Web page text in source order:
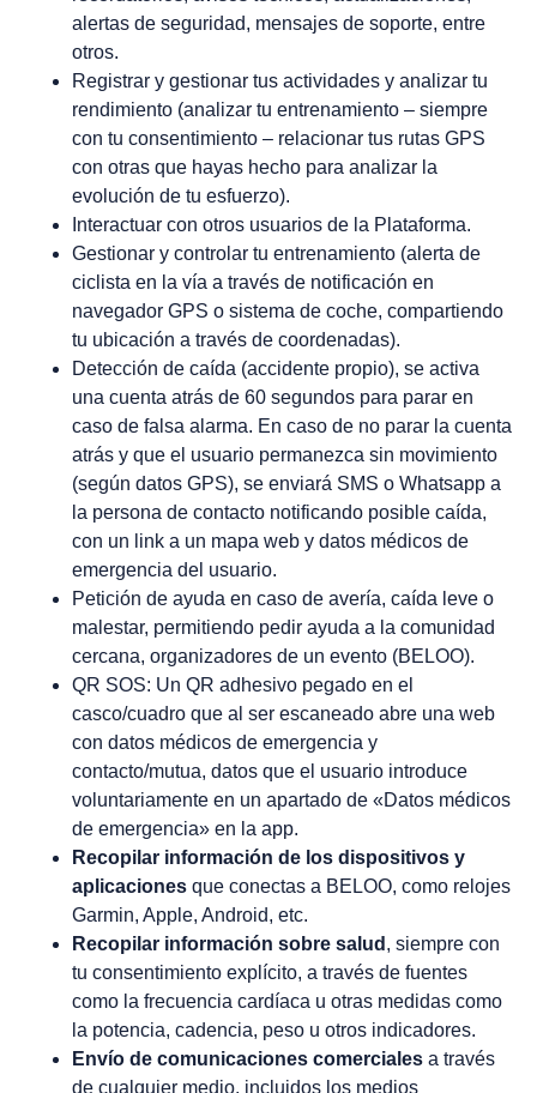
alertas de seguridad, mensajes de soporte, entre
otros.
Registrar y gestionar tus actividades y analizar tu
rendimiento (analizar tu entrenamiento – siempre
con tu consentimiento – relacionar tus rutas GPS
con otras que hayas hecho para analizar la
evolución de tu esfuerzo).
Interactuar con otros usuarios de la Plataforma.
Gestionar y controlar tu entrenamiento (alerta de
ciclista en la vía a través de notificación en
navegador GPS o sistema de coche, compartiendo
tu ubicación a través de coordenadas).
Detección de caída (accidente propio), se activa
una cuenta atrás de 60 segundos para parar en
caso de falsa alarma. En caso de no parar la cuenta
atrás y que el usuario permanezca sin movimiento
(según datos GPS), se enviará SMS o Whatsapp a
la persona de contacto notificando posible caída,
con un link a un mapa web y datos médicos de
emergencia del usuario.
Petición de ayuda en caso de avería, caída leve o
malestar, permitiendo pedir ayuda a la comunidad
cercana, organizadores de un evento (BELOO).
QR SOS: Un QR adhesivo pegado en el
casco/cuadro que al ser escaneado abre una web
con datos médicos de emergencia y
contacto/mutua, datos que el usuario introduce
voluntariamente en un apartado de «Datos médicos
de emergencia» en la app.
Recopilar información de los dispositivos y
aplicaciones que conectas a BELOO, como relojes
Garmin, Apple, Android, etc.
Recopilar información sobre salud , siempre con
tu consentimiento explícito, a través de fuentes
como la frecuencia cardíaca u otras medidas como
la potencia, cadencia, peso u otros indicadores.
Envío de comunicaciones comerciales a través
de cualquier medio, incluidos los medios